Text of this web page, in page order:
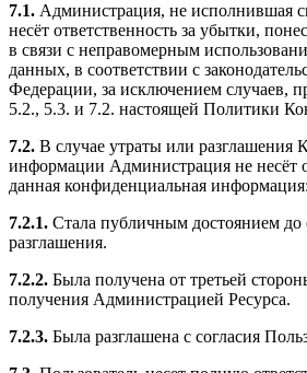
7.1. Администрация, не исполнившая
несёт ответственность за убытки,
в связи с неправомерным
данных, в соответствии с
Федерации, за исключением случаев,
5.2., 5.3. и 7.2. настоящей Политики
7.2. В случае утраты или разглашения
информации Администрация не несёт
данная конфиденциальная информация:
7.2.1. Стала публичным достоянием до
разглашения.
7.2.2. Была получена от третьей
получения Администрацией Ресурса.
7.2.3. Была разглашена с согласия